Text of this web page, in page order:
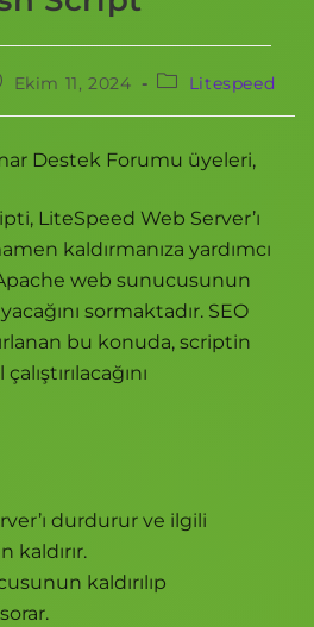
Ekim 11, 2024 Litespeed
Destek Forumu üyeleri,
LiteSpeed Web Server’ı
kaldırmanıza yardımcı
web sunucusunun
sormaktadır. SEO
bu konuda, scriptin
durdurur ve ilgili
kaldırır.
kaldırılıp